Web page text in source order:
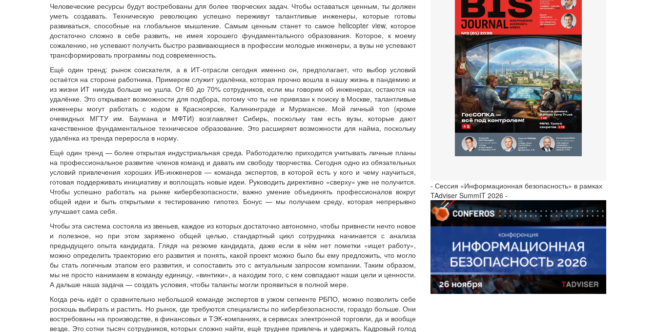
Человеческие ресурсы будут востребованы для более творческих задач. Чтобы оставаться ценным, ты должен
уметь создавать. Техническую революцию успешно переживут талантливые инженеры, которые готовы
развиваться, способные на глобальное мышление. Самым ценным станет то самое helicopter view, которое
достаточно сложно в себе развить, не имея хорошего фундаментального образования. Которое, к моему
сожалению, не успевают получить быстро развивающиеся в профессии молодые инженеры, а вузы не успевают
трансформировать программы под современность.
Ещё один тренд: рынок соискателя, а в ИТ-отрасли сегодня именно он, предполагает, что выбор условий
остаётся на стороне работника. Примером служит удалёнка, которая прочно вошла в нашу жизнь в пандемию и
из жизни ИТ никуда больше не ушла. От 60 до 70% сотрудников, если мы говорим об инженерах, остаются на
удалёнке. Это открывает возможности для подбора, потому что ты не привязан к поиску в Москве, талантливые
инженеры могут работать с кодом в Красноярске, Калининграде и Мурманске. Мой личный топ (кроме
очевидных МГТУ им. Баумана и МФТИ) возглавляет Сибирь, поскольку там есть вузы, которые дают
качественное фундаментальное техническое образование. Это расширяет возможности для найма, поскольку
удалёнка из тренда переросла в норму.
Ещё один тренд — более открытая индустриальная среда. Работодателю приходится учитывать личные планы
на профессиональное развитие членов команд и давать им свободу творчества. Сегодня одно из обязательных
условий привлечения хороших ИБ-инженеров — команда экспертов, в которой есть у кого и чему научиться,
готовая поддерживать инициативу и воплощать новые идеи. Руководить директивно «сверху» уже не получится.
Чтобы успешно работать на рынке кибербезопасности, важно умение объединять профессионалов вокруг
общей идеи и быть открытыми к тестированию гипотез. Бонус — мы получаем среду, которая непрерывно
улучшает сама себя.
Чтобы эта система состояла из звеньев, каждое из которых достаточно автономно, чтобы привнести нечто новое
и полезное, но при этом заряжено общей целью, стандартный цикл сотрудника начинается с анализа
предыдущего опыта кандидата. Глядя на резюме кандидата, даже если в нём нет пометки «ищет работу»,
можно определить траекторию его развития и понять, какой проект можно было бы ему предложить, что могло
бы стать логичным этапом его развития, и сопоставить это с актуальным запросом компании. Таким образом,
мы не просто нанимаем в команду единицу, «винтики», а находим того, с кем совпадают наши цели и ценности.
А дальше наша задача — создать условия, чтобы таланты могли проявиться в полной мере.
Когда речь идёт о сравнительно небольшой команде экспертов в узком сегменте РБПО, можно позволить себе
роскошь выбирать и растить. Но рынок, где требуются специалисты по кибербезопасности, гораздо больше. Они
востребованы на производстве, в финансовых и ТЭК-компаниях, в сервисах электронной торговли, да и вообще
везде. Это сотни тысяч сотрудников, которых сложно найти, ещё труднее привлечь и удержать. Кадровый голод
- Сессия «Информационная безопасность» в рамках
TAdviser SummIT 2026 -